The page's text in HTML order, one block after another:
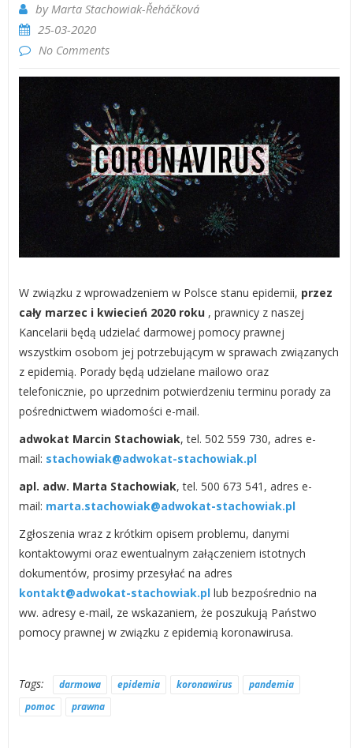
byMarta Stachowiak-­Řeháčková
25-03-2020
No Comments
W związku z wprowadzeniem w Polsce stanu epidemii, przez
cały marzec i kwiecień 2020 roku , prawnicy z naszej
Kancelarii będą udzielać darmowej pomocy prawnej
wszystkim osobom jej potrzebującym w sprawach związanych
z epidemią. Porady będą udzielane mailowo oraz
telefonicznie, po uprzednim potwierdzeniu terminu porady za
pośrednictwem wiadomości e-mail.
adwokat Marcin Stachowiak, tel. 502 559 730, adres e-
mail: stachowiak@adwokat-stachowiak.pl
apl. adw. Marta Stachowiak, tel. 500 673 541, adres e-
mail: marta.stachowiak@adwokat-stachowiak.pl
Zgłoszenia wraz z krótkim opisem problemu, danymi
kontaktowymi oraz ewentualnym załączeniem istotnych
dokumentów, prosimy przesyłać na adres
kontakt@adwokat-stachowiak.pllub bezpośrednio na
ww. adresy e-mail, ze wskazaniem, że poszukują Państwo
pomocy prawnej w związku z epidemią koronawirusa.
Tags: darmowa epidemia koronawirus
pandemia
pomoc
prawna